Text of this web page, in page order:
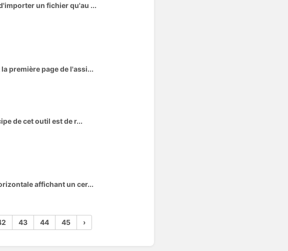
un fichier qu'au ...
première page de l'assi...
de cet outil est de r...
affichant un cer...
43 44 45 ›